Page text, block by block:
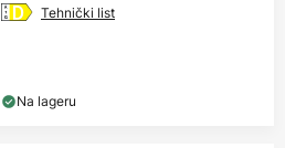
Tehnički list
Na lageru